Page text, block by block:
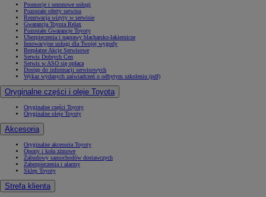
Promocje i sezonowe usługi
Pozostałe oferty serwisu
Rezerwacja wizyty w serwisie
Gwarancja Toyota Relax
Pozostałe Gwarancje Toyoty
Ubezpieczenia i naprawy blacharsko-lakiernicze
Innowacyjne usługi dla Twojej wygody
Bezpłatne Akcje Serwisowe
Serwis Dobrych Cen
Serwis w ASO się opłaca
Dostęp do informacji serwisowych
Wykaz wydanych zaświadczeń o odbytym szkoleniu (pdf)
Oryginalne części i oleje Toyota
Oryginalne części Toyoty
Oryginalne oleje Toyoty
Akcesoria
Oryginalne akcesoria Toyoty
Opony i koła zimowe
Zabudowy samochodów dostawczych
Zabezpieczenia i alarmy
Sklep Toyoty
Strefa klienta